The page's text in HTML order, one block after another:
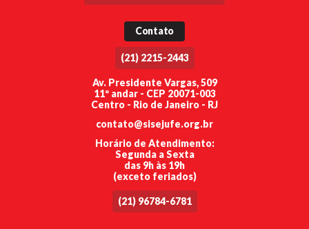
Contato
(21) 2215-2443
Av. Presidente Vargas, 509
11º andar - CEP 20071-003
Centro - Rio de Janeiro - RJ
contato@sisejufe.org.br
Horário de Atendimento:
Segunda a Sexta
das 9h às 19h
(exceto feriados)
(21) 96784-6781